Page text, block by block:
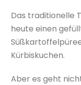
Das traditionelle
heute einen
Kürbiskuchen.
Aber es geht